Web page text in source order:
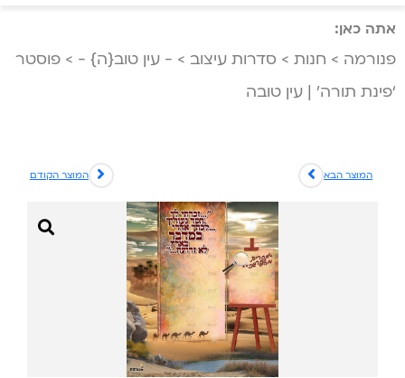
אתה כאן:
פנורמה > חנות > סדרות עיצוב > - עין טוב{ה} - > פוסטר
‘פינת תורה’ | עין טובה
המוצר הקודם המוצר הבא